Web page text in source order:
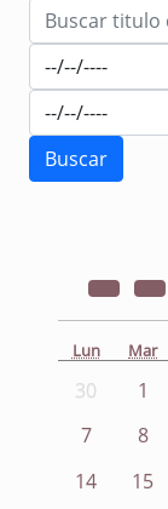
Lun Mar
30 1
7
8
14
15